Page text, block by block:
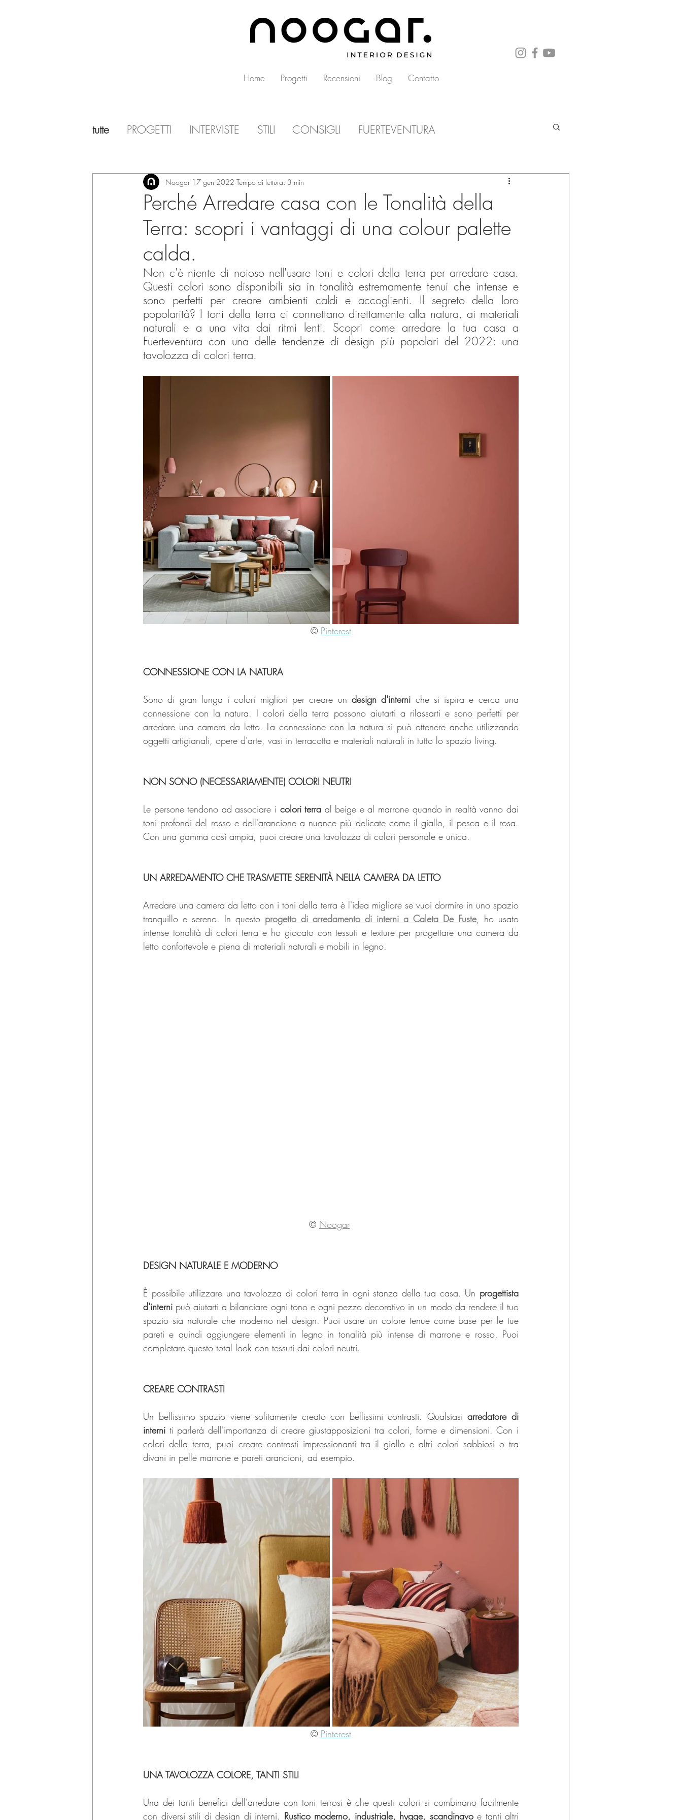
Home Progetti Recensioni Blog Contatto
Perché Arredare casa con le Tonalità della
Terra: scopri i vantaggi di una colour palette
calda.
Noogar 17 gen 2022 Tempo di lettura: 3 min
Non c'è niente di noioso nell'usare toni e colori della terra per arredare casa.
Questi colori sono disponibili sia in tonalità estremamente tenui che intense e
sono perfetti per creare ambienti caldi e accoglienti. Il segreto della loro
popolarità? I toni della terra ci connettano direttamente alla natura, ai materiali
naturali e a una vita dai ritmi lenti. Scopri come arredare la tua casa a
Fuerteventura con una delle tendenze di design più popolari del 2022: una
tavolozza di colori terra.
© Pinterest
CONNESSIONE CON LA NATURA
Sono di gran lunga i colori migliori per creare un design d'interni che si ispira e cerca una
connessione con la natura. I colori della terra possono aiutarti a rilassarti e sono perfetti per
arredare una camera da letto. La connessione con la natura si può ottenere anche utilizzando
oggetti artigianali, opere d'arte, vasi in terracotta e materiali naturali in tutto lo spazio living.
NON SONO (NECESSARIAMENTE) COLORI NEUTRI
Le persone tendono ad associare i colori terra al beige e al marrone quando in realtà vanno dai
toni profondi del rosso e dell'arancione a nuance più delicate come il giallo, il pesca e il rosa.
Con una gamma così ampia, puoi creare una tavolozza di colori personale e unica.
UN ARREDAMENTO CHE TRASMETTE SERENITÀ NELLA CAMERA DA LETTO
Arredare una camera da letto con i toni della terra è l'idea migliore se vuoi dormire in uno spazio
tranquillo e sereno. In questo progetto di arredamento di interni a Caleta De Fuste, ho usato
intense tonalità di colori terra e ho giocato con tessuti e texture per progettare una camera da
letto confortevole e piena di materiali naturali e mobili in legno.
© Noogar
DESIGN NATURALE E MODERNO
È possibile utilizzare una tavolozza di colori terra in ogni stanza della tua casa. Un progettista
d'interni può aiutarti a bilanciare ogni tono e ogni pezzo decorativo in un modo da rendere il tuo
spazio sia naturale che moderno nel design. Puoi usare un colore tenue come base per le tue
pareti e quindi aggiungere elementi in legno in tonalità più intense di marrone e rosso. Puoi
completare questo total look con tessuti dai colori neutri.
CREARE CONTRASTI
Un bellissimo spazio viene solitamente creato con bellissimi contrasti. Qualsiasi arredatore di
interni ti parlerà dell'importanza di creare giustapposizioni tra colori, forme e dimensioni. Con i
colori della terra, puoi creare contrasti impressionanti tra il giallo e altri colori sabbiosi o tra
divani in pelle marrone e pareti arancioni, ad esempio.
© Pinterest
UNA TAVOLOZZA COLORE, TANTI STILI
Una dei tanti benefici dell'arredare con toni terrosi è che questi colori si combinano facilmente
con diversi stili di design di interni. Rustico moderno, industriale, hygge, scandinavo e tanti altri
tutte PROGETTI INTERVISTE STILI CONSIGLI FUERTEVENTURA